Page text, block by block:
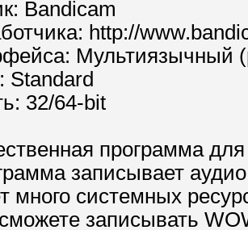
Bandicam
http://
Мультиязычный
Standard
32/64-bit
программа
записывает
много системных
записывать